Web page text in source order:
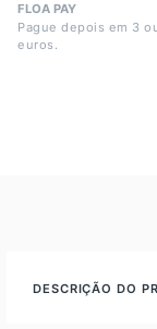
FLOA PAY
Pague depois em 3
euros.
DESCRIÇÃO DO